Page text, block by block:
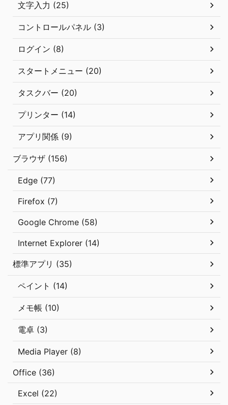
文字入力 (25)
コントロールパネル (3)
ログイン (8)
スタートメニュー (20)
タスクバー (20)
プリンター (14)
アプリ関係 (9)
ブラウザ (156)
Edge (77)
Firefox (7)
Google Chrome (58)
Internet Explorer (14)
標準アプリ (35)
ペイント (14)
メモ帳 (10)
電卓 (3)
Media Player (8)
Office (36)
Excel (22)